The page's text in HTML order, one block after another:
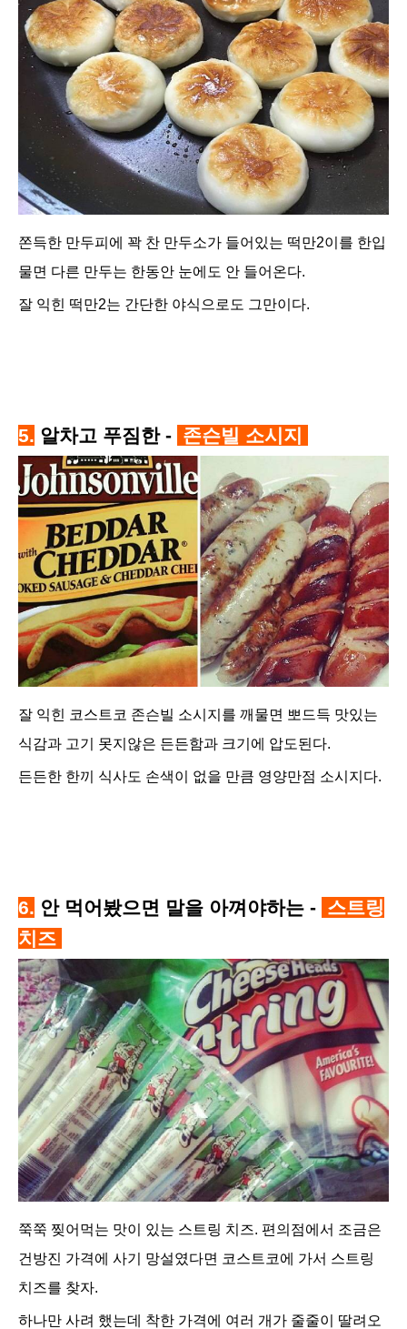
쫀득한 만두피에 꽉 찬 만두소가 들어있는 떡만2이를 한입
물면 다른 만두는 한동안 눈에도 안 들어온다.
잘 익힌 떡만2는 간단한 야식으로도 그만이다.
5. 알차고 푸짐한 - 존슨빌 소시지
잘 익힌 코스트코 존슨빌 소시지를 깨물면 뽀드득 맛있는
식감과 고기 못지않은 든든함과 크기에 압도된다.
든든한 한끼 식사도 손색이 없을 만큼 영양만점 소시지다.
6. 안 먹어봤으면 말을 아껴야하는 - 스트링
치즈
쭉쭉 찢어먹는 맛이 있는 스트링 치즈. 편의점에서 조금은
건방진 가격에 사기 망설였다면 코스트코에 가서 스트링
치즈를 찾자.
하나만 사려 했는데 착한 가격에 여러 개가 줄줄이 딸려오